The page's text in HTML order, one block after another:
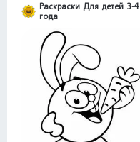
Раскраски Для детей 3-4
года